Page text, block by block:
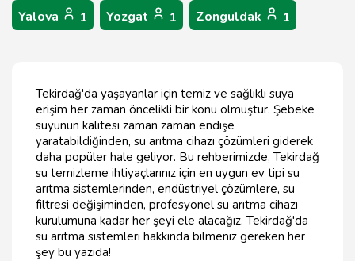
Yalova 1 Yozgat 1 Zonguldak 1
Tekirdağ'da yaşayanlar için temiz ve sağlıklı suya
erişim her zaman öncelikli bir konu olmuştur. Şebeke
suyunun kalitesi zaman zaman endişe
yaratabildiğinden, su arıtma cihazı çözümleri giderek
daha popüler hale geliyor. Bu rehberimizde, Tekirdağ
su temizleme ihtiyaçlarınız için en uygun ev tipi su
arıtma sistemlerinden, endüstriyel çözümlere, su
filtresi değişiminden, profesyonel su arıtma cihazı
kurulumuna kadar her şeyi ele alacağız. Tekirdağ'da
su arıtma sistemleri hakkında bilmeniz gereken her
şey bu yazıda!